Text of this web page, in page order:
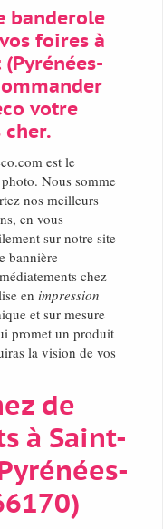
banderole
foires à
votre
cher.
est le
Nous somme
nos meilleurs
en vous
sur notre site
bannière
chez
en impression
et sur mesure
promet un produit
la vision de vos
de
à Saint-